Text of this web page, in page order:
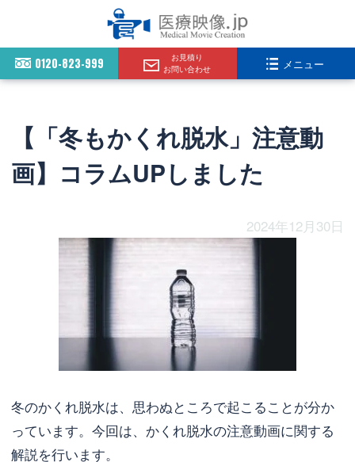
0120-823-999
お見積り
お問い合わせ
メニュー
【「冬もかくれ脱水」注意動
画】コラムUPしました
2024年12月30日
冬のかくれ脱水は、思わぬところで起こることが分か
っています。今回は、かくれ脱水の注意動画に関する
解説を行います。